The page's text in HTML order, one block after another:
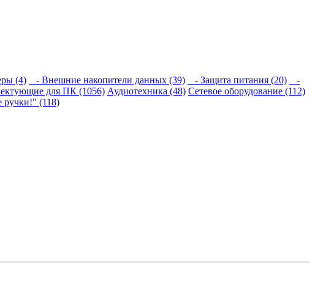
(4) - Внешние накопители данных (39) - Защита питания (20)
-
для ПК (1056) Аудиотехника (48) Сетевое оборудование (112)
(118)